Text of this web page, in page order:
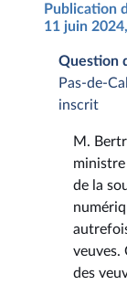
Publication
11 juin
Question
Pas-de-
inscrit
M.
de la
veuves.
des